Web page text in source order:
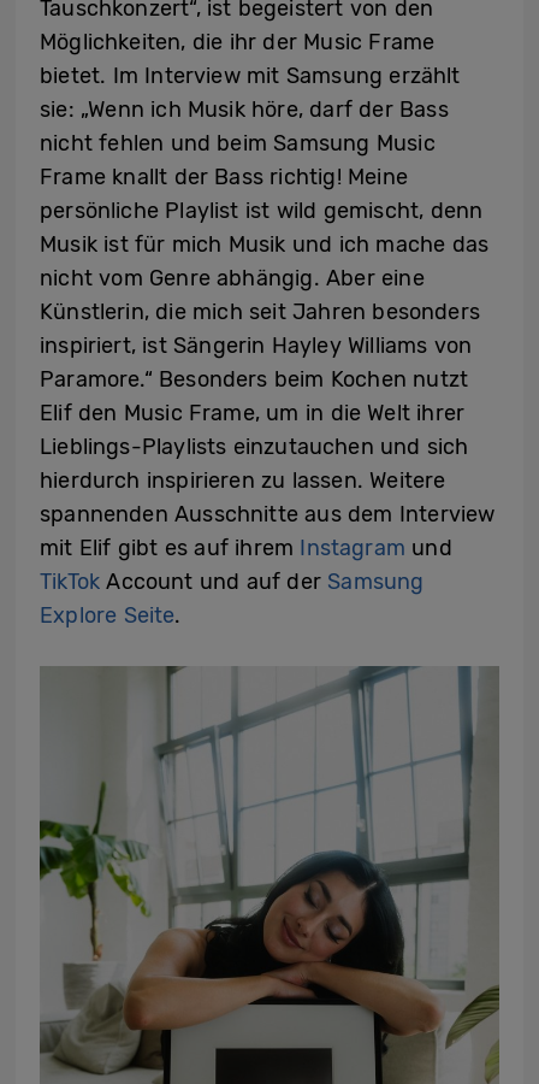
Tauschkonzert“, ist begeistert von den
Möglichkeiten, die ihr der Music Frame
bietet. Im Interview mit Samsung erzählt
sie: „Wenn ich Musik höre, darf der Bass
nicht fehlen und beim Samsung Music
Frame knallt der Bass richtig! Meine
persönliche Playlist ist wild gemischt, denn
Musik ist für mich Musik und ich mache das
nicht vom Genre abhängig. Aber eine
Künstlerin, die mich seit Jahren besonders
inspiriert, ist Sängerin Hayley Williams von
Paramore.“ Besonders beim Kochen nutzt
Elif den Music Frame, um in die Welt ihrer
Lieblings-Playlists einzutauchen und sich
hierdurch inspirieren zu lassen. Weitere
spannenden Ausschnitte aus dem Interview
mit Elif gibt es auf ihrem Instagram und
TikTok Account und auf der Samsung
Explore Seite.